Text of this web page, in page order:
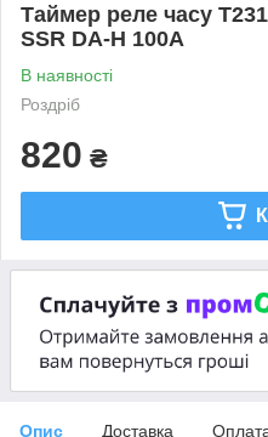
Таймер реле часу
SSR DA-H 100A
В наявності
Роздріб
820 ₴
Опис Доставка